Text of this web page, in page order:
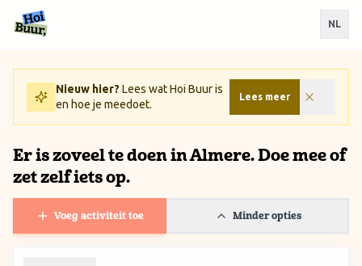
Ga naar inhoud / Skip to content
NL
Nieuw hier? Lees wat Hoi Buur is
en hoe je meedoet.
Lees meer
Er is zoveel te doen in Almere. Doe mee of
zet zelf iets op.
Voeg activiteit toe Minder opties